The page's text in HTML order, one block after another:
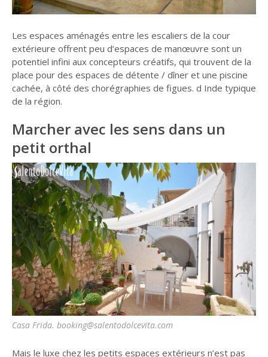
Les espaces aménagés entre les escaliers de la cour
extérieure offrent peu d’espaces de manœuvre sont un
potentiel infini aux concepteurs créatifs, qui trouvent de la
place pour des espaces de détente / dîner et une piscine
cachée, à côté des chorégraphies de figues. d Inde typique
de la région.
Marcher avec les sens dans un
petit orthal
Casa Frida. booking@salentodolcevita.com
Mais le luxe chez les petits espaces extérieurs n’est pas